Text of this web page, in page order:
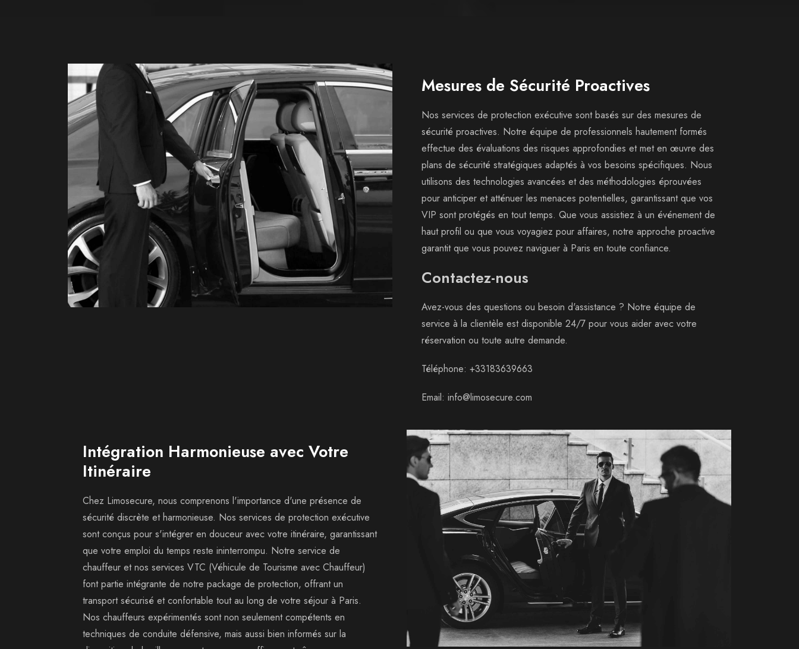
Mesures de Sécurité Proactives
Nos services de protection exécutive sont basés sur des mesures de
sécurité proactives. Notre équipe de professionnels hautement formés
effectue des évaluations des risques approfondies et met en œuvre des
plans de sécurité stratégiques adaptés à vos besoins spécifiques. Nous
utilisons des technologies avancées et des méthodologies éprouvées
pour anticiper et atténuer les menaces potentielles, garantissant que vos
VIP sont protégés en tout temps. Que vous assistiez à un événement de
haut profil ou que vous voyagiez pour affaires, notre approche proactive
garantit que vous pouvez naviguer à Paris en toute confiance.
Contactez-nous
Avez-vous des questions ou besoin d'assistance ? Notre équipe de
service à la clientèle est disponible 24/7 pour vous aider avec votre
réservation ou toute autre demande.
Téléphone: +33183639663
Email: info@limosecure.com
Intégration Harmonieuse avec Votre
Itinéraire
Chez Limosecure, nous comprenons l'importance d'une présence de
sécurité discrète et harmonieuse. Nos services de protection exécutive
sont conçus pour s'intégrer en douceur avec votre itinéraire, garantissant
que votre emploi du temps reste ininterrompu. Notre service de
chauffeur et nos services VTC (Véhicule de Tourisme avec Chauffeur)
font partie intégrante de notre package de protection, offrant un
transport sécurisé et confortable tout au long de votre séjour à Paris.
Nos chauffeurs expérimentés sont non seulement compétents en
techniques de conduite défensive, mais aussi bien informés sur la